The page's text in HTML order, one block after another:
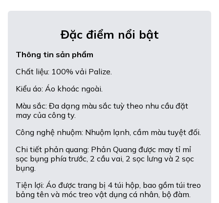
Đặc điểm nổi bật
Thông tin sản phẩm
Chất liệu: 100% vải Palize.
Kiểu áo: Áo khoác ngoài.
Màu sắc: Đa dạng màu sắc tuỳ theo nhu cầu đặt
may của công ty.
Công nghệ nhuộm: Nhuộm lạnh, cầm màu tuyệt đối.
Chi tiết phản quang: Phản Quang được may tỉ mỉ
sọc bụng phía trước, 2 cầu vai, 2 sọc lưng và 2 sọc
bụng.
Tiện lợi: Áo được trang bị 4 túi hộp, bao gồm túi treo
bảng tên và móc treo vật dụng cá nhân, bộ đàm.